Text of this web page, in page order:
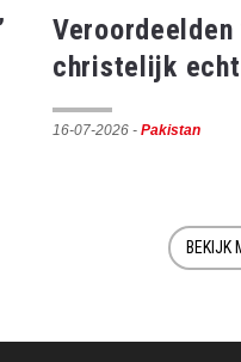
Veroordeelden
christelijk
16-07-2026 - Pakistan
BEKIJK